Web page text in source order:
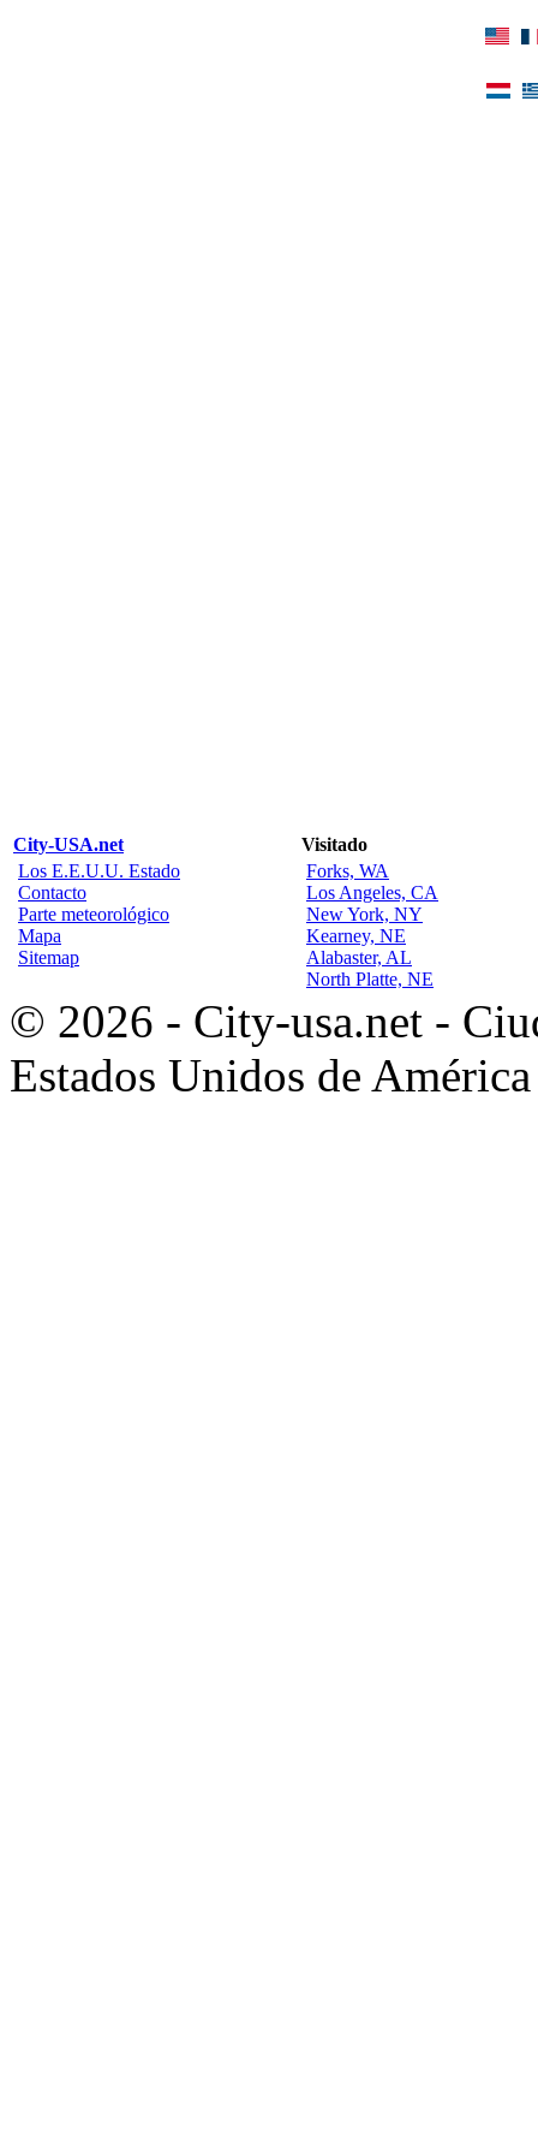
City-USA.net
Visitado
Los E.E.U.U. Estado
Contacto
Parte meteorológico
Mapa
Sitemap
Forks, WA
Los Angeles, CA
New York, NY
Kearney, NE
Alabaster, AL
North Platte, NE
© 2026 - City-usa.net -
Estados Unidos de América